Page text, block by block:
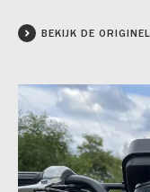
BEKIJK DE